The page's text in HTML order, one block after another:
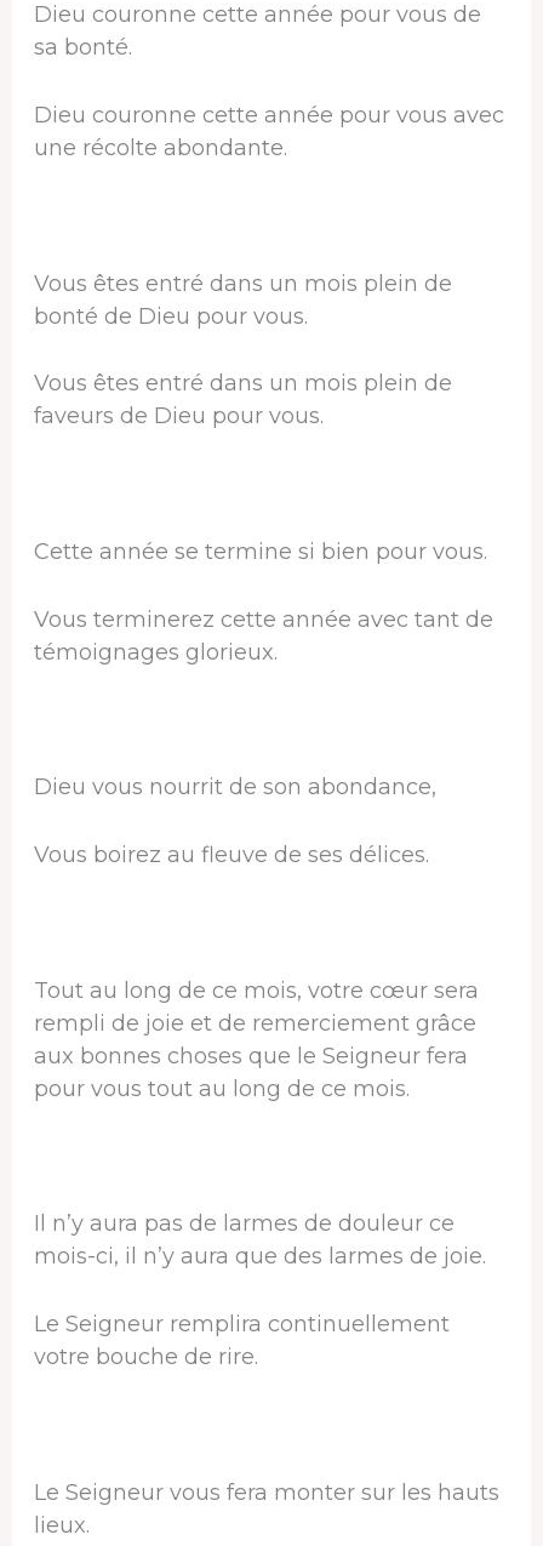
Dieu couronne cette année pour vous de
sa bonté.
Dieu couronne cette année pour vous avec
une récolte abondante.
Vous êtes entré dans un mois plein de
bonté de Dieu pour vous.
Vous êtes entré dans un mois plein de
faveurs de Dieu pour vous.
Cette année se termine si bien pour vous.
Vous terminerez cette année avec tant de
témoignages glorieux.
Dieu vous nourrit de son abondance,
Vous boirez au fleuve de ses délices.
Tout au long de ce mois, votre cœur sera
rempli de joie et de remerciement grâce
aux bonnes choses que le Seigneur fera
pour vous tout au long de ce mois.
Il n’y aura pas de larmes de douleur ce
mois-ci, il n’y aura que des larmes de joie.
Le Seigneur remplira continuellement
votre bouche de rire.
Le Seigneur vous fera monter sur les hauts
lieux.